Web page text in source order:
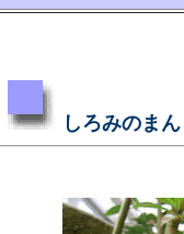
しろみのま